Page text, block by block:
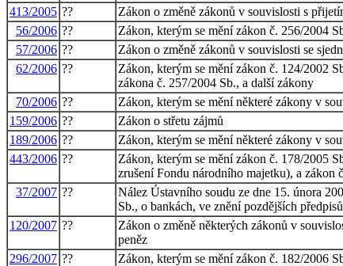
413/2005 ??
Zákon o změně zákonů v souvislosti s
56/2006 ??
Zákon, kterým se mění zákon č. 256/2004
57/2006 ??
Zákon o změně zákonů v souvislosti se
62/2006 ??
Zákon, kterým se mění zákon č. 124/2002
zákona č. 257/2004 Sb., a další zákony
70/2006 ??
Zákon, kterým se mění některé zákony v
159/2006 ??
Zákon o střetu zájmů
189/2006 ??
Zákon, kterým se mění některé zákony v
443/2006 ??
Zákon, kterým se mění zákon č. 178/2005
zrušení Fondu národního majetku), a zákon
37/2007 ??
Nález Ústavního soudu ze dne 15. února
Sb., o bankách, ve znění pozdějších předpisů
120/2007 ??
Zákon o změně některých zákonů v
peněz
296/2007 ??
Zákon, kterým se mění zákon č. 182/2006